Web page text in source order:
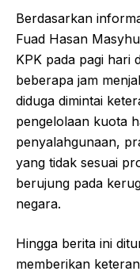
Berdasarkan
Fuad Hasan
KPK pada pagi hari
beberapa jam
diduga dimintai
pengelolaan kuota
penyalahgunaan,
yang tidak sesuai
berujung pada
negara.
Hingga berita ini
memberikan